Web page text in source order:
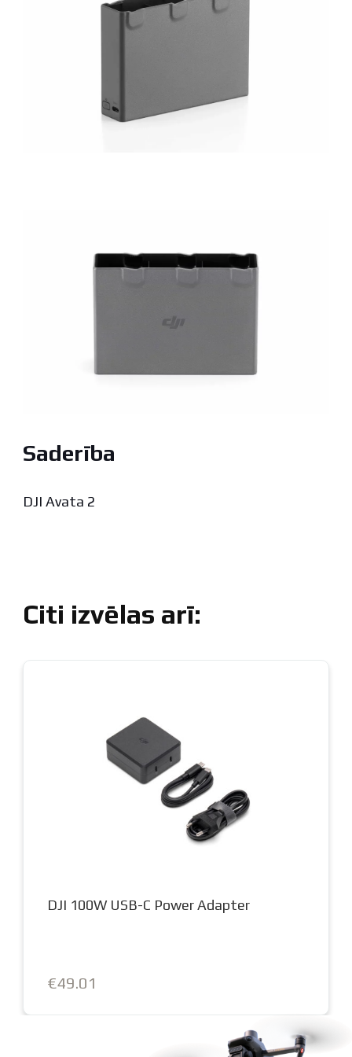
Saderība
DJI Avata 2
Citi izvēlas arī:
DJI 100W USB-C Power Adapter
€49.01